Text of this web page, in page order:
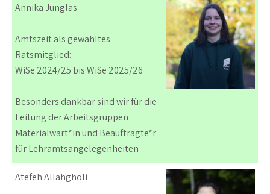
Annika Junglas
Amtszeit als gewähltes
Ratsmitglied:
WiSe 2024/25 bis WiSe 2025/26
Besonders dankbar sind wir für die
Leitung der Arbeitsgruppen
Materialwart*in und Beauftragte*r
für Lehramtsangelegenheiten
Atefeh Allahgholi